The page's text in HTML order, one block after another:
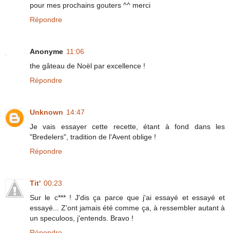
pour mes prochains gouters ^^ merci
Répondre
Anonyme 11:06
the gâteau de Noël par excellence !
Répondre
Unknown 14:47
Je vais essayer cette recette, étant à fond dans les
"Bredelers", tradition de l'Avent oblige !
Répondre
Tit' 00:23
Sur le c*** ! J'dis ça parce que j'ai essayé et essayé et
essayé... Z'ont jamais été comme ça, à ressembler autant à
un speculoos, j'entends. Bravo !